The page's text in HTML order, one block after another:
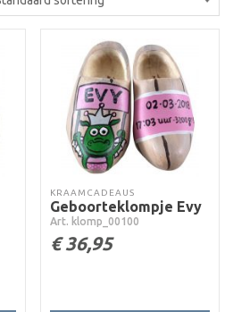
KRAAMCADEAUS
Geboorteklompje Evy
Art. klomp_00100
€36,95